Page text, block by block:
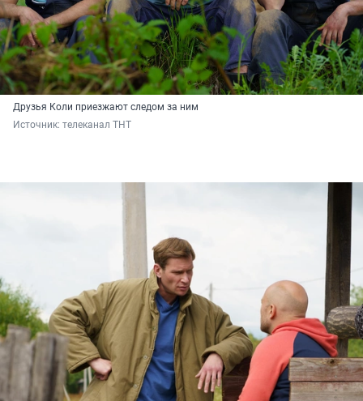
Друзья Коли приезжают следом за ним
Источник: телеканал ТНТ